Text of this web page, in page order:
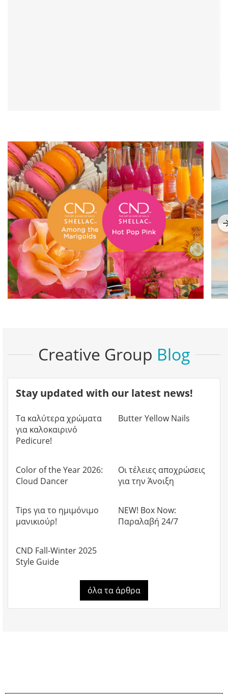
Creative Group Blog
Stay updated with our latest news!
28.07.2026
Τα καλύτερα χρώματα
για καλοκαιρινό
Pedicure!
Butter Yellow Nails
Color of the Year 2026:
Cloud Dancer
Οι τέλειες αποχρώσεις
για την Άνοιξη
Tips για το ημιμόνιμο
μανικιούρ!
NEW! Box Now:
Παραλαβή 24/7
CND Fall-Winter 2025
Style Guide
όλα τα άρθρα